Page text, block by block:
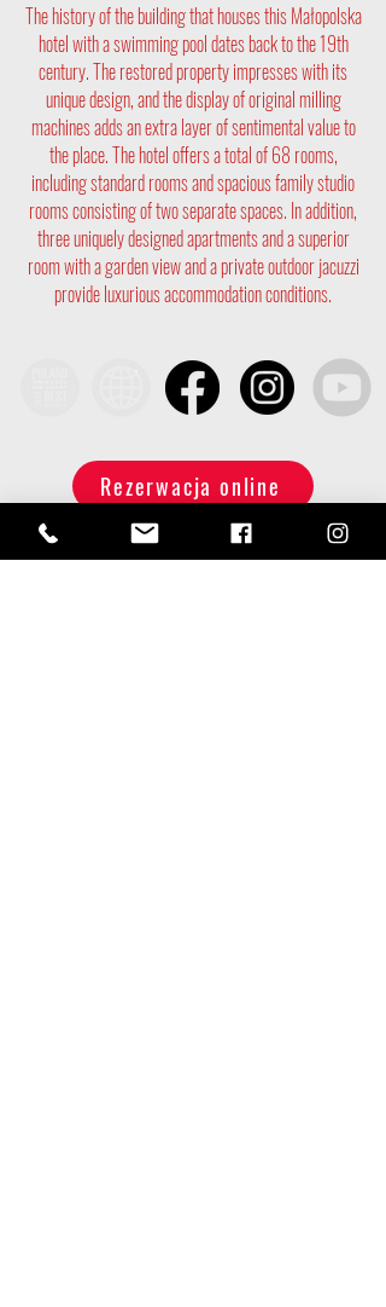
The history of the building that houses this Małopolska
hotel with a swimming pool dates back to the 19th
century. The restored property impresses with its
unique design, and the display of original milling
machines adds an extra layer of sentimental value to
the place. The hotel offers a total of 68 rooms,
including standard rooms and spacious family studio
rooms consisting of two separate spaces. In addition,
three uniquely designed apartments and a superior
room with a garden view and a private outdoor jacuzzi
provide luxurious accommodation conditions.
Rezerwacja online